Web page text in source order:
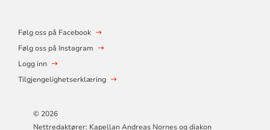
Følg oss på Facebook
Følg oss på Instagram
Logg inn
Tilgjengelighetserklæring
© 2026
Nettredaktører: Kapellan Andreas Nornes og diakon